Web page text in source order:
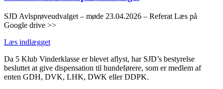
SJD Avlsprøveudvalget – møde 23.04.2026 – Referat Læs på
Google drive >>
Læs indlægget
Da 5 Klub Vinderklasse er blevet aflyst, har SJD’s bestyrelse
besluttet at give dispensation til hundeførere, som er medlem af
enten GDH, DVK, LHK, DWK eller DDPK.